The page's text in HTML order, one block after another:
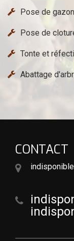
Pose de
Pose de
Tonte et
Abattage
CONTACT
indisponible